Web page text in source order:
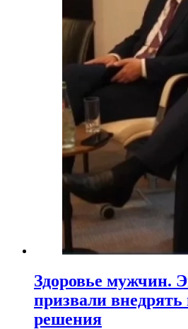
Здоровье мужчин.
призвали
решения